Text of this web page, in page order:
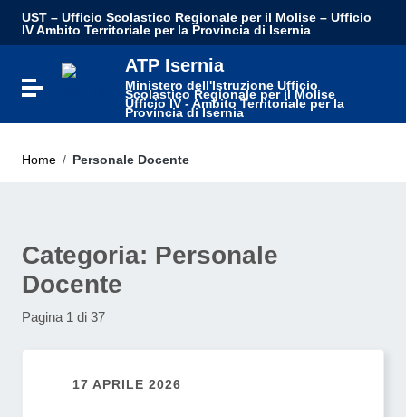
UST – Ufficio Scolastico Regionale per il Molise – Ufficio
IV Ambito Territoriale per la Provincia di Isernia
Attiva / disattiva la navigazione
ATP Isernia
Ministero dell'Istruzione Ufficio
Scolastico Regionale per il Molise
Ufficio IV - Ambito Territoriale per la
Provincia di Isernia
Home / Personale Docente
Categoria: Personale
Docente
Pagina 1 di 37
17 APRILE 2026